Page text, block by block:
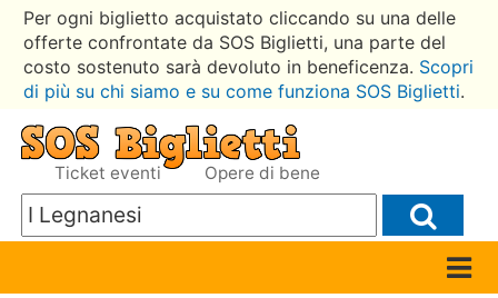
Per ogni biglietto acquistato cliccando su una delle
offerte confrontate da SOS Biglietti, una parte del
costo sostenuto sarà devoluto in beneficenza. Scopri
di più su chi siamo e su come funziona SOS Biglietti.
Ticket eventi Opere di bene